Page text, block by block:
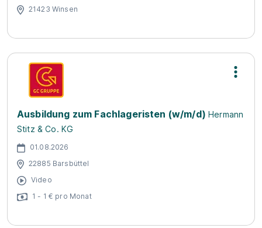
21423 Winsen
Ausbildung zum Fachlageristen (w/m/d) Hermann
Stitz & Co. KG
01.08.2026
22885 Barsbüttel
Video
1 - 1 € pro Monat